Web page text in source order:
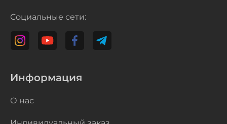
Социальные сети:
Информация
О нас